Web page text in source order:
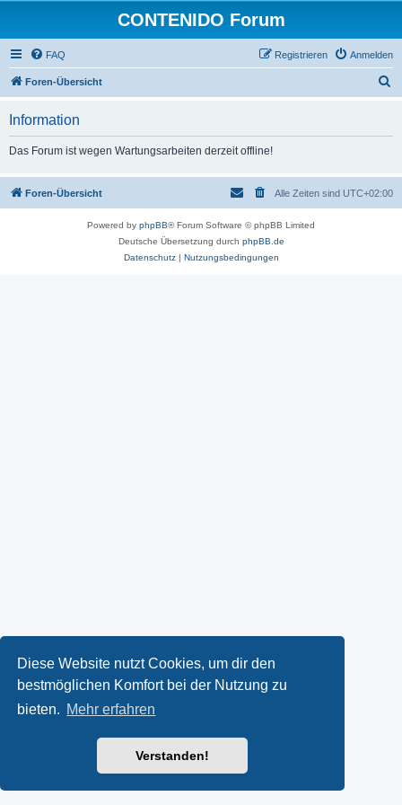
Diese Website nutzt Cookies, um dir den
bestmöglichen Komfort bei der Nutzung zu
bieten. Mehr erfahren
Verstanden!
CONTENIDO Forum
FAQ Anmelden
Registrieren
Foren-Übersicht
Information
Das Forum ist wegen Wartungsarbeiten derzeit offline!
Foren-Übersicht Alle Zeiten sind UTC+02:00
Powered by phpBB® Forum Software © phpBB Limited
Deutsche Übersetzung durch phpBB.de
Datenschutz| Nutzungsbedingungen